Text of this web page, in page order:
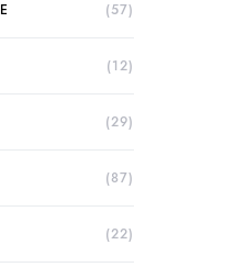
(57)
(12)
(29)
(87)
(22)